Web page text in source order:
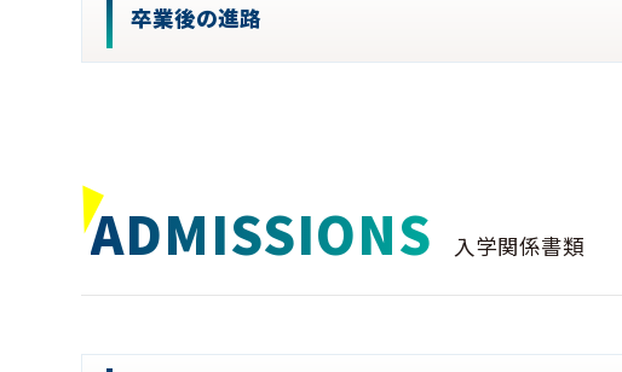
卒業後の進路
ADMISSIONS 入学関係書類